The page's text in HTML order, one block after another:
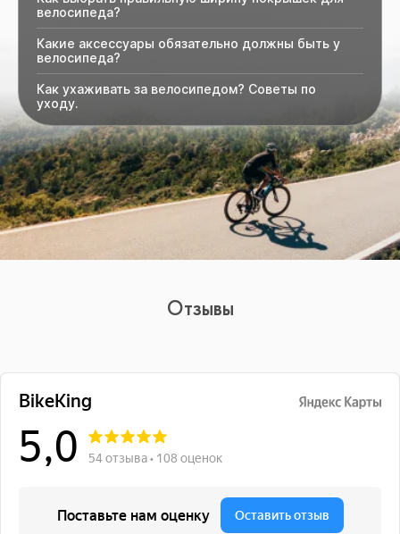
велосипеда?
Какие аксессуары обязательно должны быть у
велосипеда?
Как ухаживать за велосипедом? Советы по
уходу.
Отзывы